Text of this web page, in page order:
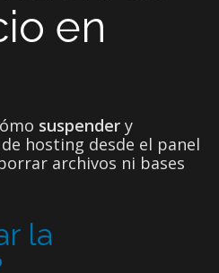
en
suspender y
hosting desde el panel
archivos ni bases
la